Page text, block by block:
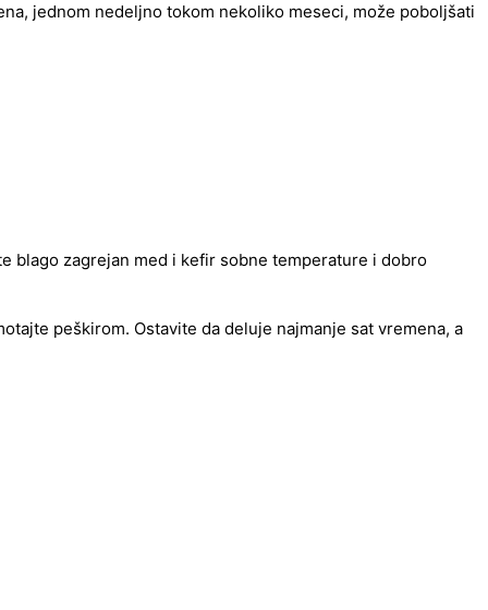
jednom nedeljno tokom nekoliko meseci, može poboljšati
blago zagrejan med i kefir sobne temperature i dobro
peškirom. Ostavite da deluje najmanje sat vremena, a